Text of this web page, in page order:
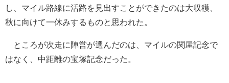
し、マイル路線に活路を見出すことができたのは大収穫、
秋に向けて一休みするものと思われた。
ところが次走に陣営が選んだのは、マイルの関屋記念で
はなく、中距離の宝塚記念だった。